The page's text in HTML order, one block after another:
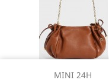
MINI 24H
Aperçu rapide